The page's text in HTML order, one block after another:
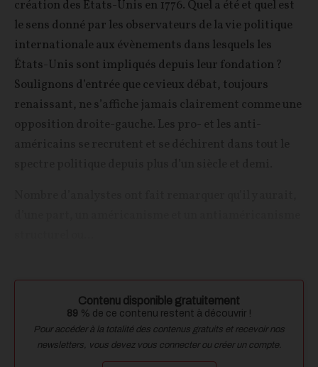
création des États-Unis en 1776. Quel a été et quel est
le sens donné par les observateurs de la vie politique
internationale aux évènements dans lesquels les
États-Unis sont impliqués depuis leur fondation ?
Soulignons d’entrée que ce vieux débat, toujours
renaissant, ne s’affiche jamais clairement comme une
opposition droite-gauche. Les pro- et les anti-
Contenu disponible gratuitement
89 % de ce contenu restent à découvrir !
Pour accéder à la totalité des contenus gratuits et recevoir nos
newsletters, vous devez vous connecter ou créer un compte.